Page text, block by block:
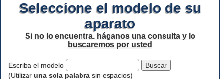
Seleccione el modelo de su
aparato
Si no lo encuentra, háganos una consulta y lo
buscaremos por usted
Escriba el modelo
(Utilizar una sola palabra sin espacios)